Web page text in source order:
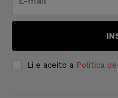
Li e aceito a Política